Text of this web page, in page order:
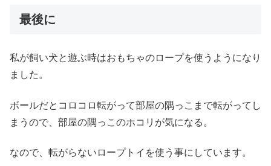
最後に
私が飼い犬と遊ぶ時はおもちゃのロープを使うようになり
ました。
ボールだとコロコロ転がって部屋の隅っこまで転がってし
まうので、部屋の隅っこのホコリが気になる。
なので、転がらないロープトイを使う事にしています。